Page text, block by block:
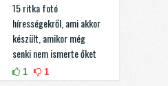
15 ritka fotó
hírességekről, ami akkor
készült, amikor még
senki nem ismerte őket
1 1